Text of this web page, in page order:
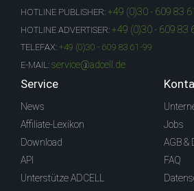
HOTLINE PUBLISHER: +49 (0)30 - 609 83
HOTLINE ADVERTISER: +49 (0)30 - 609 83
TELEFAX: +49 (0)30 - 609 83 61-99
E-MAIL: service@adcell.de
Service
News
Affiliate-Lexikon
Download
API
Unterstütze ADCELL
Jobs
AGB &
FAQ